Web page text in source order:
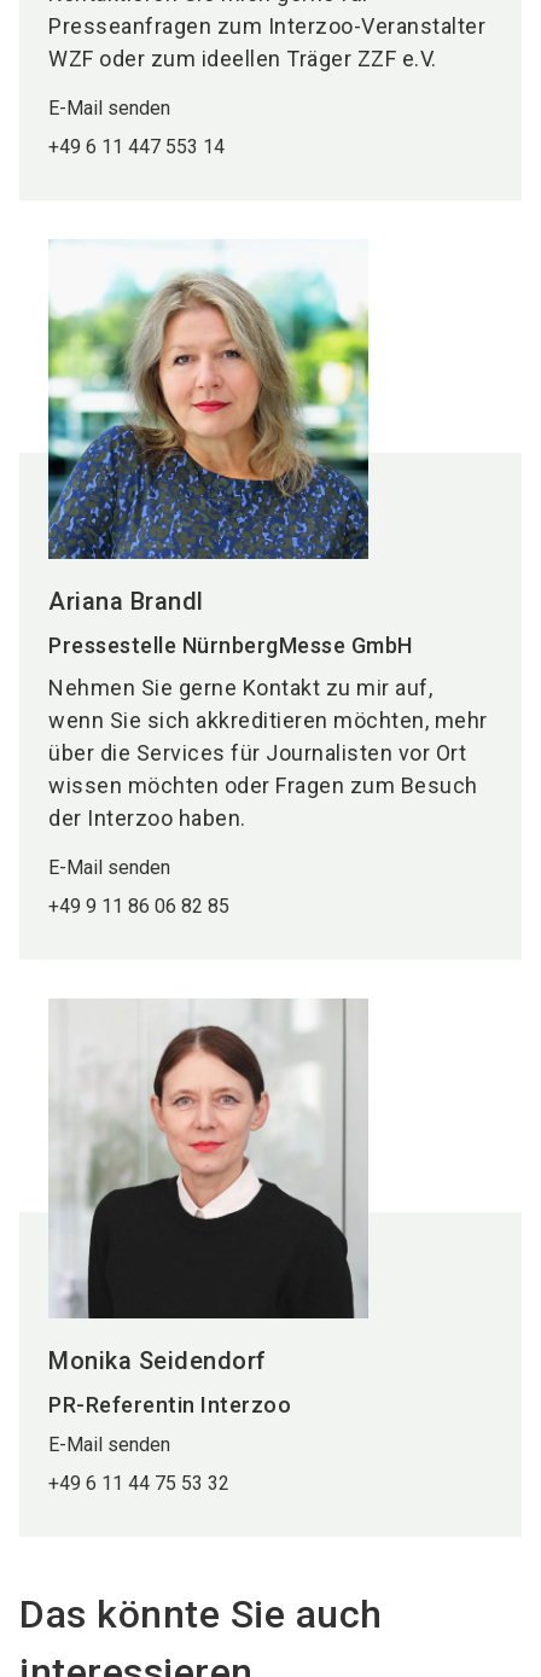
Presseanfragen zum Interzoo-Veranstalter
WZF oder zum ideellen Träger ZZF e.V.
E-Mail senden
+49 6 11 447 553 14
Ariana Brandl
Pressestelle NürnbergMesse GmbH
Nehmen Sie gerne Kontakt zu mir auf,
wenn Sie sich akkreditieren möchten, mehr
über die Services für Journalisten vor Ort
wissen möchten oder Fragen zum Besuch
der Interzoo haben.
E-Mail senden
+49 9 11 86 06 82 85
Monika Seidendorf
PR-Referentin Interzoo
E-Mail senden
+49 6 11 44 75 53 32
Das könnte Sie auch